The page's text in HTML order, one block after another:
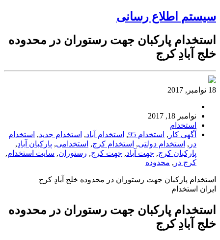
سیستم اطلاع رسانی
استخدام پارکبان جهت رستوران در محدوده
خلج آبادِ کرج
18 نوامبر, 2017
نوامبر 18, 2017
استخدام
آگهی کار , استخدام 95 , استخدام آباد, استخدام جدید, استخدام
در , استخدام دولتی, استخدام کرج, استخدامی, پارکبان آبادِ,
پارکبان کرج, جهت آباد, جهت کرج, رستوران, سایت استخدام,
کرج در , محدوده
استخدام پارکبان جهت رستوران در محدوده خلج آبادِ کرج
ایران استخدام
استخدام پارکبان جهت رستوران در محدوده
خلج آبادِ کرج